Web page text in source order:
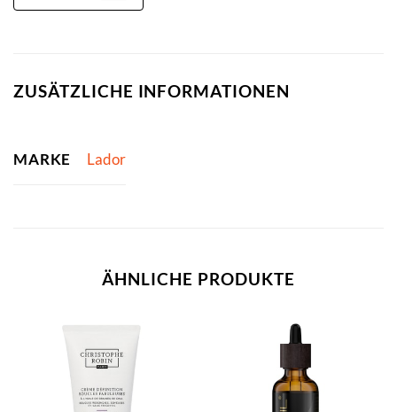
ZUSÄTZLICHE INFORMATIONEN
MARKE Lador
ÄHNLICHE PRODUKTE